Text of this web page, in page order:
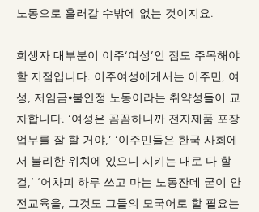
노동으로 흘러갈 수밖에 없는 것이지요.
희생자 대부분이 이주‘여성’인 점도 주목해야
할 지점입니다. 이주여성에게서는 이주민, 여
성, 저임금⦁불안정 노동이라는 취약성들이 교
차합니다. ‘여성은 꼼꼼하니까 전자제품 포장
업무를 잘 할 거야,’ ‘이주민들은 한국 사회에
서 불리한 위치에 있으니 시키는 대로 다 할
걸,’ ‘어차피 하루 쓰고 마는 노동잔데 굳이 안
전교육을, 그것도 그들의 모국어로 할 필요는